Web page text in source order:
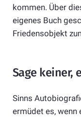
kommen. Über
eigenes Buch
Friedensobjekt
Sage keiner,
Sinns
ermüdet es, wenn